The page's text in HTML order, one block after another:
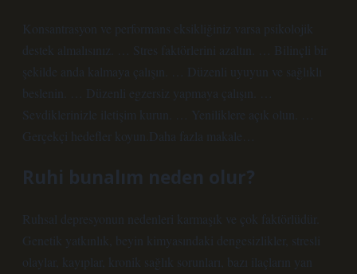
Konsantrasyon ve performans eksikliğiniz varsa psikolojik
destek almalısınız. … Stres faktörlerini azaltın. … Bilinçli bir
şekilde anda kalmaya çalışın. … Düzenli uyuyun ve sağlıklı
beslenin. … Düzenli egzersiz yapmaya çalışın. …
Sevdiklerinizle iletişim kurun. … Yeniliklere açık olun. …
Gerçekçi hedefler koyun.Daha fazla makale…
Ruhi bunalım neden olur?
Ruhsal depresyonun nedenleri karmaşık ve çok faktörlüdür.
Genetik yatkınlık, beyin kimyasındaki dengesizlikler, stresli
olaylar, kayıplar, kronik sağlık sorunları, bazı ilaçların yan